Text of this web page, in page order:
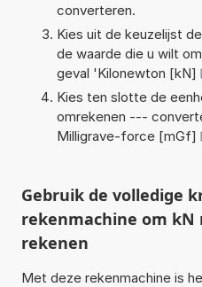
converteren.
Kies uit de keuzelijst
de waarde die u wilt
geval 'Kilonewton [kN]
Kies ten slotte de
omrekenen ---
Milligrave-force [mGf]
Gebruik de volledige
rekenmachine om kN
rekenen
Met deze rekenmachine is